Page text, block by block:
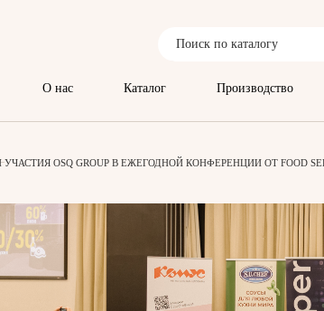
О нас Каталог Производство
OSQ GROUP В ЕЖЕГОДНОЙ КОНФЕРЕНЦИИ ОТ FOOD